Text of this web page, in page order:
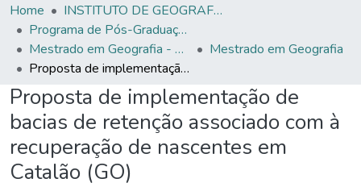
Home
INSTITUTO DE GEOGRAFIA
Programa de Pós-Graduação em Geografia - PPGGEO
Mestrado em Geografia - PPGGEO
Mestrado em Geografia
Proposta de implementação de bacias de retenção associado com à recuperação de nascentes em Catalão (GO)
Proposta de implementação de
bacias de retenção associado com à
recuperação de nascentes em
Catalão (GO)